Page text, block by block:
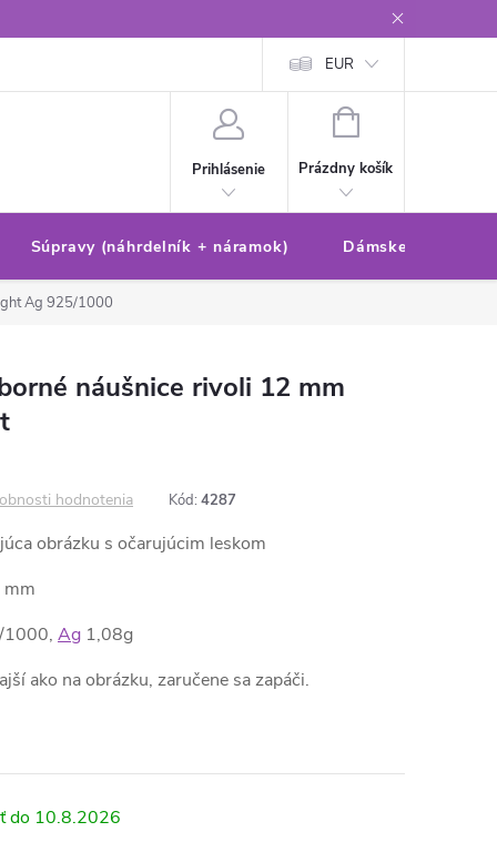
Ochrana osobných údajov
EUR
Prihlásenie
NÁKUPNÝ
Prázdny košík
Súpravy (náhrdelník + náramok) Dámske sety
Ag 925/1000
náušnice rivoli 12 mm
hodnotenia Kód: 4287
obrázku s očarujúcim leskom
1000, Ag 1,08g
ako na obrázku, zaručene sa zapáči.
10.8.2026